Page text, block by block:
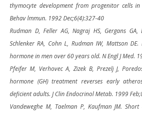
thymocyte development from progenitor cells
Behav lmmun. 1992 Dec;6(4):327-40
Rudman D, Feller AG, Nagraj HS, Gergans GA,
Schlenker RA, Cohn L, Rudman IW, Mattson
hormone in men over 60 years old. N Engl J Med.
Pfeifer M, Verhovec A, Zizek B, Prezelj J,
hormone (GH) treatment reverses early
deficient adults. J Clin Endocrinol Metab. 1999
Vandeweghe M, Taelman P, Kaufman JM.